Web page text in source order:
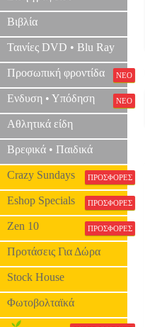
Βιβλία
Ταινίες DVD • Blu Ray
Προσωπική φροντίδα ΝΕΟ
Ενδυση • Υπόδηση ΝΕΟ
Αθλητικά είδη
Βρεφικά • Παιδικά
Crazy Sundays ΠΡΟΣΦΟΡΕΣ
Eshop Specials ΠΡΟΣΦΟΡΕΣ
Zen 10 ΠΡΟΣΦΟΡΕΣ
Προτάσεις Για Δώρα
Stock House
Φωτοβολταϊκά